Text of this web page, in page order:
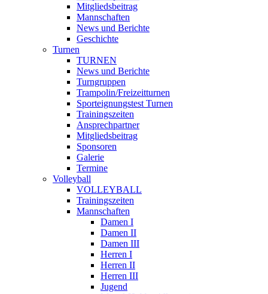
Mitgliedsbeitrag
Mannschaften
News und Berichte
Geschichte
Turnen
TURNEN
News und Berichte
Turngruppen
Trampolin/Freizeitturnen
Sporteignungstest Turnen
Trainingszeiten
Ansprechpartner
Mitgliedsbeitrag
Sponsoren
Galerie
Termine
Volleyball
VOLLEYBALL
Trainingszeiten
Mannschaften
Damen I
Damen II
Damen III
Herren I
Herren II
Herren III
Jugend